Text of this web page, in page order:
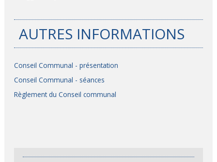
AUTRES INFORMATIONS
Conseil Communal - présentation
Conseil Communal - séances
Règlement du Conseil communal